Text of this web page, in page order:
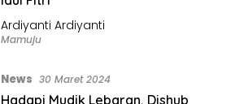
Ardiyanti Ardiyanti
Mamuju
News 30 Maret 2024
Hadapi Mudik Lebaran, Dishub